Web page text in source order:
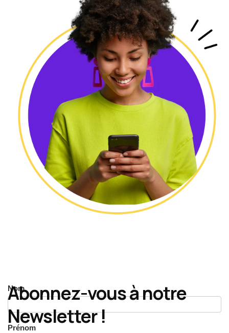
Abonnez-vous à notre
Newsletter !
Nom
Prénom